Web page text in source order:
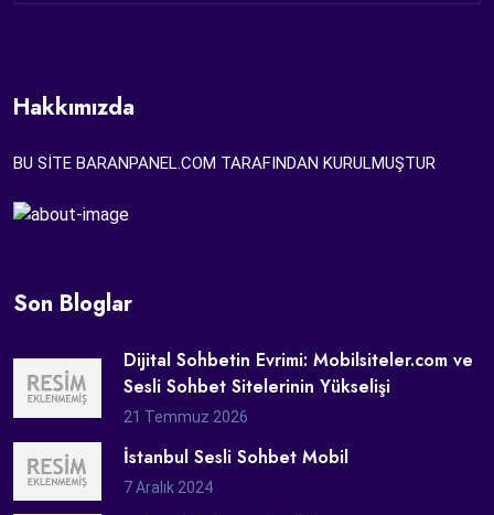
Hakkımızda
BU SİTE BARANPANEL.COM TARAFINDAN KURULMUŞTUR
Son Bloglar
Dijital Sohbetin Evrimi: Mobilsiteler.com ve
Sesli Sohbet Sitelerinin Yükselişi
21 Temmuz 2026
İstanbul Sesli Sohbet Mobil
7 Aralık 2024